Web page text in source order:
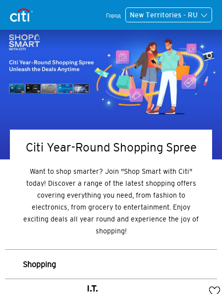
Город New Territories - RU
Citi Year-Round Shopping Spree
Want to shop smarter? Join "Shop Smart with Citi"
today! Discover a range of the latest shopping offers
covering everything you need, from fashion to
electronics, from grocery to entertainment. Enjoy
exciting deals all year round and experience the joy of
shopping!
Shopping
I.T.